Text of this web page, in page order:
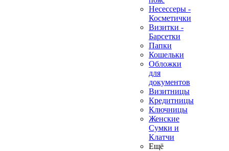
Несессеры -
Косметички
Визитки -
Барсетки
Папки
Кошельки
Обложки
для
документов
Визитницы
Кредитницы
Ключницы
Женские
Сумки и
Клатчи
Ещё